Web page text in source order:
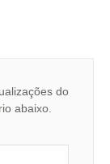
do
abaixo.